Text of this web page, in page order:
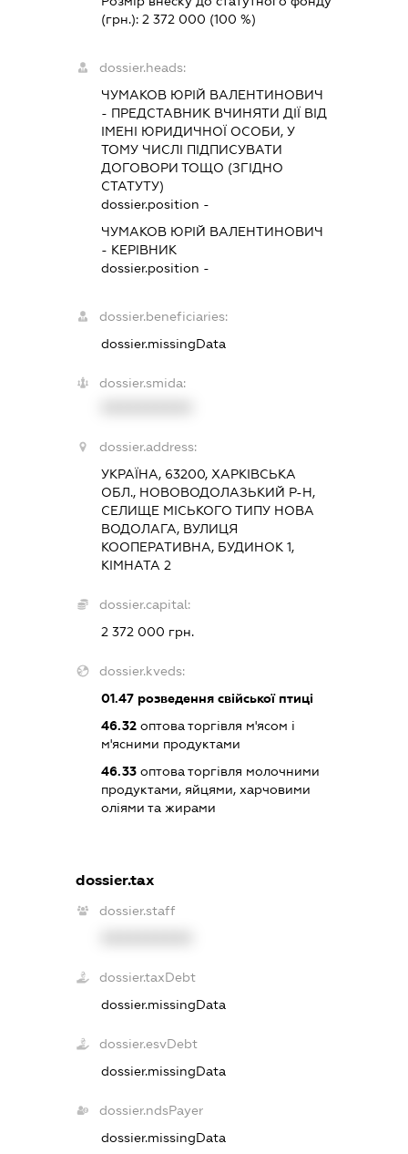
(грн.): 2 372 000 (100 %)
dossier.heads:
ЧУМАКОВ ЮРІЙ ВАЛЕНТИНОВИЧ
- ПРЕДСТАВНИК ВЧИНЯТИ ДІЇ ВІД
ІМЕНІ ЮРИДИЧНОЇ ОСОБИ, У
ТОМУ ЧИСЛІ ПІДПИСУВАТИ
ДОГОВОРИ ТОЩО (ЗГІДНО
СТАТУТУ)
dossier.position -
ЧУМАКОВ ЮРІЙ ВАЛЕНТИНОВИЧ
- КЕРІВНИК
dossier.position -
dossier.beneficiaries:
dossier.missingData
dossier.smida:
dossier.address:
УКРАЇНА, 63200, ХАРКІВСЬКА
ОБЛ., НОВОВОДОЛАЗЬКИЙ Р-Н,
СЕЛИЩЕ МІСЬКОГО ТИПУ НОВА
ВОДОЛАГА, ВУЛИЦЯ
КООПЕРАТИВНА, БУДИНОК 1,
КІМНАТА 2
dossier.capital:
2 372 000 грн.
dossier.kveds:
01.47розведення свійської птиці
46.32оптова торгівля м'ясом і
м'ясними продуктами
46.33оптова торгівля молочними
продуктами, яйцями, харчовими
оліями та жирами
dossier.tax
dossier.staff
dossier.taxDebt
dossier.missingData
dossier.esvDebt
dossier.missingData
dossier.ndsPayer
dossier.missingData